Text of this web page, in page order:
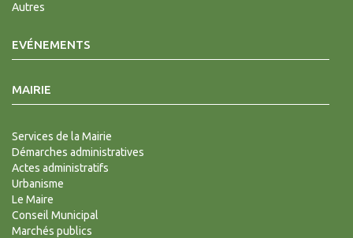
Autres
EVÉNEMENTS
MAIRIE
Services de la Mairie
Démarches administratives
Actes administratifs
Urbanisme
Le Maire
Conseil Municipal
Marchés publics